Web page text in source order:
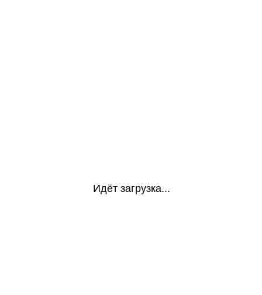
Идёт загрузка...